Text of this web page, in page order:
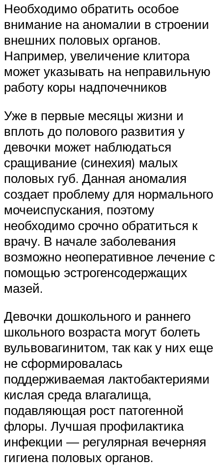
Необходимо обратить особое
внимание на аномалии в строении
внешних половых органов.
Например, увеличение клитора
может указывать на неправильную
работу коры надпочечников
Уже в первые месяцы жизни и
вплоть до полового развития у
девочки может наблюдаться
сращивание (синехия) малых
половых губ. Данная аномалия
создает проблему для нормального
мочеиспускания, поэтому
необходимо срочно обратиться к
врачу. В начале заболевания
возможно неоперативное лечение с
помощью эстрогенсодержащих
мазей.
Девочки дошкольного и раннего
школьного возраста могут болеть
вульвовагинитом, так как у них еще
не сформировалась
поддерживаемая лактобактериями
кислая среда влагалища,
подавляющая рост патогенной
флоры. Лучшая профилактика
инфекции — регулярная вечерняя
гигиена половых органов.